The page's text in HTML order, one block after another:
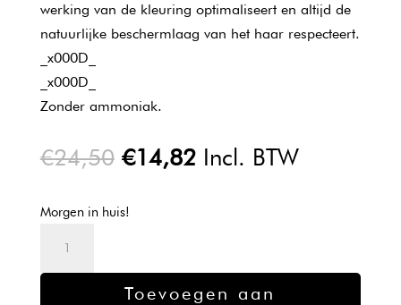
werking van de kleuring optimaliseert en altijd de
natuurlijke beschermlaag van het haar respecteert.
_x000D_
_x000D_
Zonder ammoniak.
€24,50 Oorspronkelijke
was:
€14,82Huidige
Incl. BTW
Morgen in huis!
Toevoegen aan